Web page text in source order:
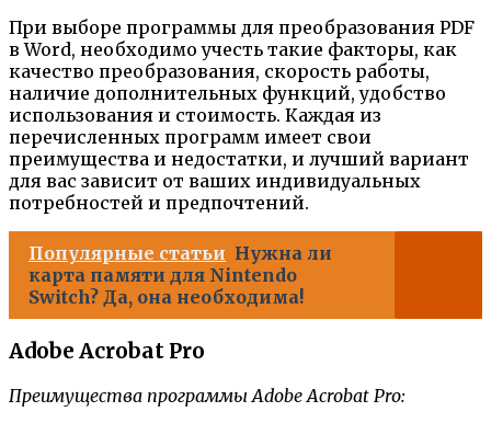
При выборе программы для преобразования PDF
в Word, необходимо учесть такие факторы, как
качество преобразования, скорость работы,
наличие дополнительных функций, удобство
использования и стоимость. Каждая из
перечисленных программ имеет свои
преимущества и недостатки, и лучший вариант
для вас зависит от ваших индивидуальных
потребностей и предпочтений.
Популярные статьи Нужна ли
карта памяти для Nintendo
Switch? Да, она необходима!
Adobe Acrobat Pro
Преимущества программы Adobe Acrobat Pro: